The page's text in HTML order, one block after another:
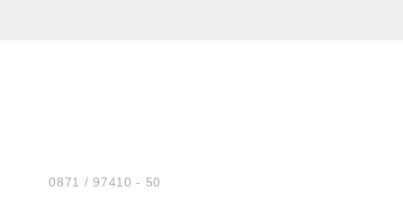
Tel.:0871 / 97410 - 50